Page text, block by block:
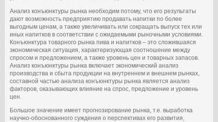
Анализ конъюнктуры рынка необходим потому, что его результаты
дают возможность предприятию продавать напитки по более
выгодным ценам, а также увеличивать или сокращать выпуск тех или
иных напитков в соответствии с ожидаемыми рыночными условиями.
Конъюнктура товарного рынка пива и напитков – это сложившаяся
экономическая ситуация, характеризующая соотношение между
спросом и предложением, а также уровень цен и товарных запасов.
Анализ конъюнктуры рынка включает экономический анализ
производства и сбыта продукции на внутреннем и внешнем рынках,
составной частью анализа конъюнктуры рынка является анализ
факторов, оказывающих влияние на спрос, предложение и уровень
цен.
Большое значение имеет прогнозирование рынка, т.е. выработка
научно-обоснованного суждения о перспективах его развития,